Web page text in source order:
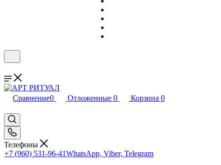
Сравнение0 Отложенные 0 Корзина 0
Телефоны
+7 (960) 531-96-41WhatsApp, Viber, Telegram